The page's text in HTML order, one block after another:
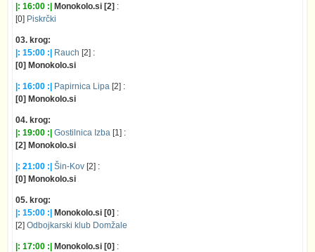
|: 16:00 :| Monokolo.si [2] :
[0] Piskrčki
03. krog:
|: 15:00 :| Rauch [2] :
[0] Monokolo.si
|: 16:00 :| Papirnica Lipa [2] :
[0] Monokolo.si
04. krog:
|: 19:00 :| Gostilnica Izba [1] :
[2] Monokolo.si
|: 21:00 :| Šin-Kov [2] :
[0] Monokolo.si
05. krog:
|: 15:00 :| Monokolo.si [0] :
[2] Odbojkarski klub Domžale
|: 17:00 :| Monokolo.si [0] :